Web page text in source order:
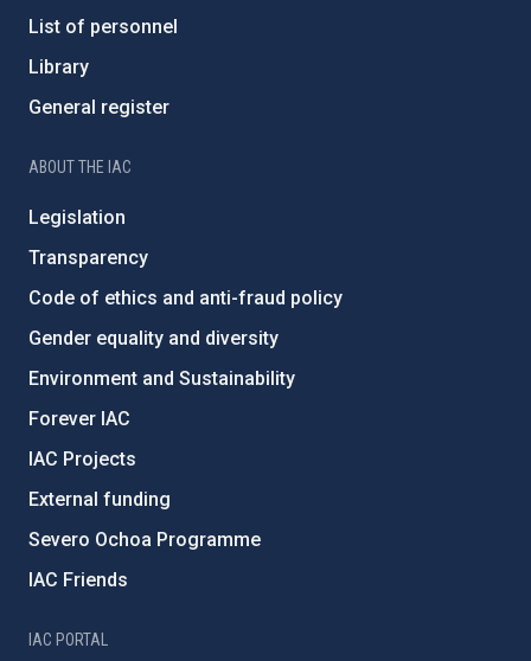
List of personnel
Library
General register
ABOUT THE IAC
Legislation
Transparency
Code of ethics and anti-fraud policy
Gender equality and diversity
Environment and Sustainability
Forever IAC
IAC Projects
External funding
Severo Ochoa Programme
IAC Friends
IAC PORTAL